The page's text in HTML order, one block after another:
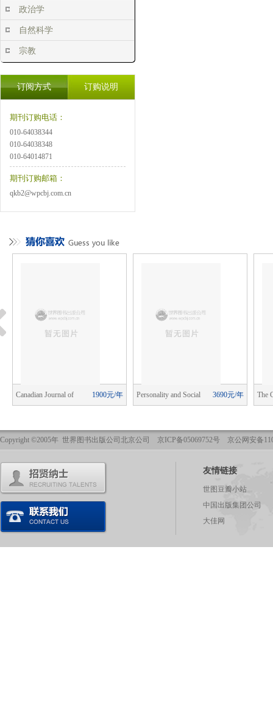
政治学
自然科学
宗教
订阅方式 订购说明
期刊订购电话：
010-64038344
010-64038348
010-64014871
期刊订购邮箱：
qkb2@wpcbj.com.cn
1900元/年
Canadian Journal of 3690元/年
Personality and Social The
Copyright ©2005年 世界图书出版公司北京公司 京ICP备05069752号 京公网安备
友情链接
世图豆瓣小站
中国出版集团公司
大佳网